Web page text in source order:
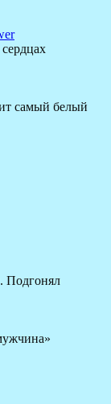
самый белый
Подгонял